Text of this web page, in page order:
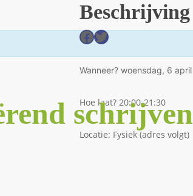
schrijven
Beschrijving
Facebook Twitter
Wanneer? woensdag, 6 april
Hoe laat? 20:00-21:30
Locatie: Fysiek (adres volgt)